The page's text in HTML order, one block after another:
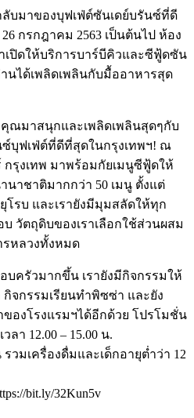
บมาของบุฟเฟ่ต์ซันเดย์บรันซ์ที่ดี
กรกฎาคม 2563 เป็นต้นไป ห้อง
ปิดให้บริการบาร์บีคิวและซีฟู้ดซัน
นได้เพลิดเพลินกับมื้ออาหารสุด
ณมาสนุกและเพลิดเพลินสุดๆกับ
บุฟเฟ่ต์ที่ดีที่สุดในกรุงเทพฯ! ณ
กรุงเทพ มาพร้อมกัยเมนูซีฟู้ดให้
นาชาติมากกว่า 50 เมนู ตั้งแต่
โรบ และเรายังมีมุมสลัดให้ทุก
วัตถุดิบของเราเลือกใช้ส่วนผสม
หลวงทั้งหมด
บครัวมากขึ้น เรายังมีกิจกรรมให้
จกรรมเรียนทำพิซซ่า และยัง
ของโรงแรมฯได้อีกด้วย โปรโมชั่น
า 12.00 – 15.00 น.
วมเครื่องดื่มและเด็กอายุต่ำว่า 12
bit.ly/32Kun5v